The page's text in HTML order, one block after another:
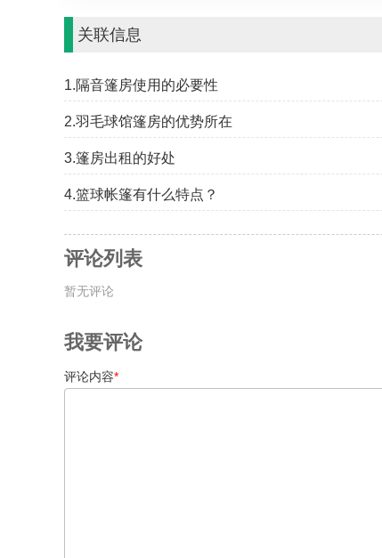
关联信息
1.隔音篷房使用的必要性
2.羽毛球馆篷房的优势所在
3.篷房出租的好处
4.篮球帐篷有什么特点？
评论列表
暂无评论
我要评论
评论内容*